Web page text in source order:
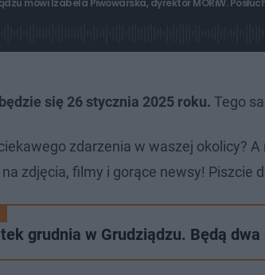
mówi Izabela Piwowarska, dyrektor MORiW.
a
1
6
7
się 26 stycznia 2025 roku. Tego
zdarzenia w waszej okolicy?
zdjęcia, filmy i gorące newsy! Piszcie
grudnia w Grudziądzu. Będą